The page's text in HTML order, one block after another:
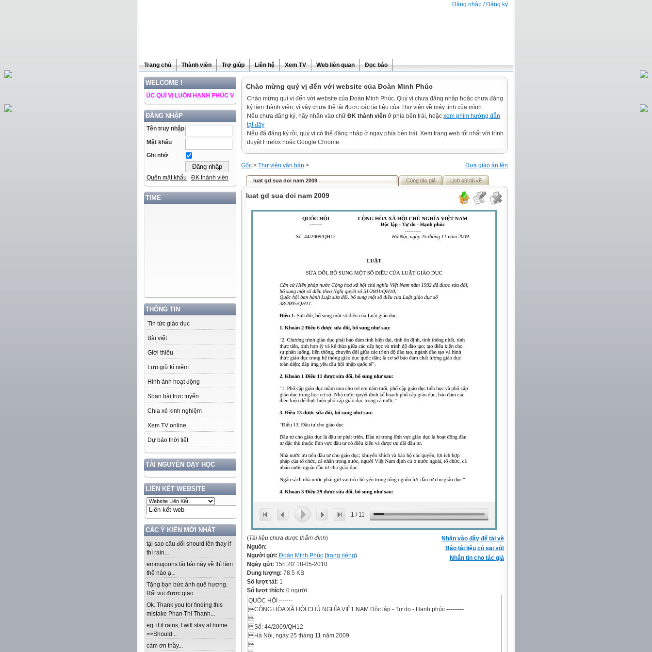
Đăng nhập / Đăng ký
Trang chủ Thành viên Trợ giúp Liên hệ Xem TV Web liên quan Đọc báo
WELCOME !
WEB NGÀY CÀNG PHÁT TRIỂN ++ CHÚC QUÍ VỊ LUÔN HẠNH PHÚC VÀ THÀNH ĐẠT
ĐĂNG NHẬP
Tên truy nhập
Mật khẩu
Ghi nhớ
Quên mật khẩu ĐK thành viên
TIME
THÔNG TIN
Tin tức giáo dục
Bài viết
Giới thiệu
Lưu giữ kỉ niệm
Hình ảnh hoạt động
Soạn bài trực tuyến
Chia xẻ kinh nghiệm
Xem TV online
Dự báo thời tiết
TÀI NGUYÊN DẠY HỌC
LIÊN KẾT WEBSITE
CÁC Ý KIẾN MỚI NHẤT
tại sao câu đổi should lên thay if
thì rain...
emmujoons tải bài này về thì làm
thế nào ạ...
Tặng bạn bức ảnh quê hương.
Rất vui được giao...
Ok. Thank you for finding this
mistake Phan Thi Thanh...
eg. if it rains, I will stay at home
=>Should...
cảm ơn thầy...
Chào mừng quý vị đến với website của Đoàn Minh Phúc
Chào mừng quí vị đến với website của Đoàn Minh Phúc. Quý vị chưa đăng nhập hoặc chưa đăng
ký làm thành viên, vì vậy chưa thể tải được các tài liệu của Thư viện về máy tính của mình.
Nếu chưa đăng ký, hãy nhấn vào chữ ĐK thành viên ở phía bên trái, hoặc xem phim hướng dẫn
tại đây
Nếu đã đăng ký rồi, quý vị có thể đăng nhập ở ngay phía bên trái. Xem trang web tốt nhất với trình
duyệt Firefox hoăc Google Chrome.
Đưa giáo án lên
Gốc > Thư viện văn bản >
luat gd sua doi nam 2009 Cùng tác giả Lịch sử tải về
luat gd sua doi nam 2009
1 / 11
Nhấn vào đây để tải về
Báo tài liệu có sai sót
Nhắn tin cho tác giả
(Tài liệu chưa được thẩm định)
Nguồn:
Người gửi: Đoàn Minh Phúc (trang riêng)
Ngày gửi: 15h:20' 18-05-2010
Dung lượng: 78.5 KB
Số lượt tải: 1
Số lượt thích: 0 người
QUỐC HỘI -------
CỘNG HÒA XÃ HỘI CHỦ NGHĨA VIỆT NAM Độc lập - Tự do - Hạnh phúc ---------

Số: 44/2009/QH12
Hà Nội, ngày 25 tháng 11 năm 2009
